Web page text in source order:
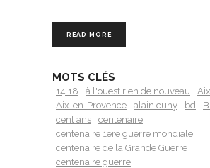
READ MORE
MOTS CLÉS
14 18 à l'ouest rien de nouveau
Aix
Aix-en-Provence
alain cuny bd
cent ans
centenaire
centenaire 1ere guerre mondiale
centenaire de la Grande Guerre
centenaire guerre